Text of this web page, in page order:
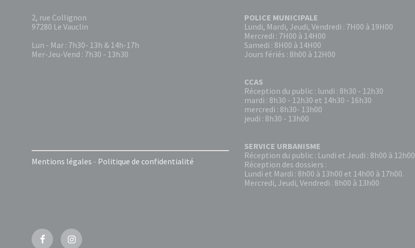
2, rue Collignon
97280 Le Vauclin
Lun - Mar : 7h30- 13h & 14h-17h
Mer-Jeu-Vend : 7h30 - 13h30
Mentions légales - Politique de confidentialité
POLICE MUNICIPALE
Lundi, Mardi, Jeudi, Vendredi : 7H00 à 19H00
Mercredi : 7H00 à 14H00
Samedi : 8H00 à 14H00
Jours fériés : 8h00 à 12H00
CCAS
Réception du public : lundi : 8h30 - 12h30
mardi : 8h30 - 12h30 et 14h30 - 16h30
mercredi : 8h30- 13h00
jeudi : 8h30 - 13h00
SERVICE URBANISME
Réception du public : Lundi et Jeudi : 8h00 à 12h00
Réception des dossiers :
Lundi et Mardi : 8h00 à 13h00 et 14h00 à 17h00.
Mercredi, Jeudi, Vendredi : 8h00 à 13h00
FacebookInstagram